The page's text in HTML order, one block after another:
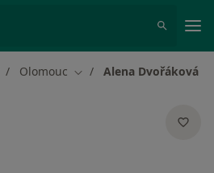
Olomouc Změna města
Alena Dvořáková